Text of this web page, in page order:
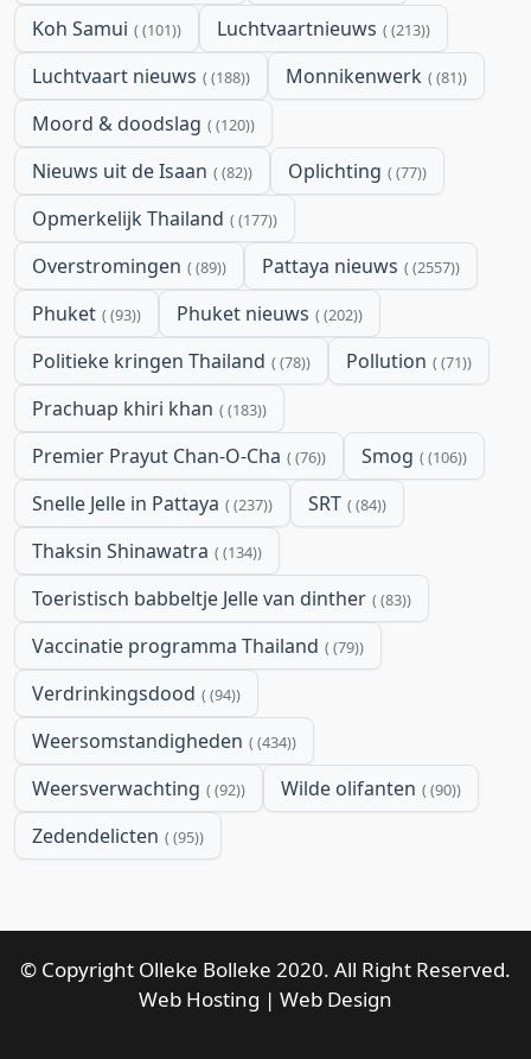
Koh Samui (101) Luchtvaartnieuws (213)
Luchtvaart nieuws (188) Monnikenwerk (81)
Moord & doodslag (120)
Nieuws uit de Isaan (82) Oplichting (77)
Opmerkelijk Thailand (177)
Overstromingen (89) Pattaya nieuws (2557)
Phuket (93) Phuket nieuws (202)
Politieke kringen Thailand (78) Pollution (71)
Prachuap khiri khan (183)
Premier Prayut Chan-O-Cha (76) Smog (106)
Snelle Jelle in Pattaya (237) SRT (84)
Thaksin Shinawatra (134)
Toeristisch babbeltje Jelle van dinther (83)
Vaccinatie programma Thailand (79)
Verdrinkingsdood (94)
Weersomstandigheden (434)
Weersverwachting (92) Wilde olifanten (90)
Zedendelicten (95)
© Copyright Olleke Bolleke 2020. All Right Reserved.
Web Hosting | Web Design